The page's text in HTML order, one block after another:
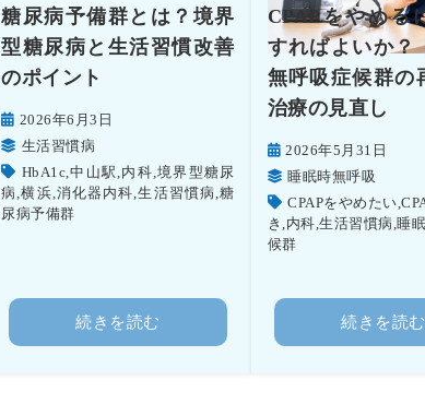
糖尿病予備群とは？境界
型糖尿病と生活習慣改善
のポイント
2026年6月3日
生活習慣病
HbA1c,中山駅,内科,境界型糖尿
病,横浜,消化器内科,生活習慣病,糖
尿病予備群
続きを読む
CPAPをやめる
すればよいか？
無呼吸症候群の
治療の見直し
2026年5月31日
睡眠時無呼吸
CPAPをやめたい,
き,内科,生活習慣病,睡
候群
続きを読む